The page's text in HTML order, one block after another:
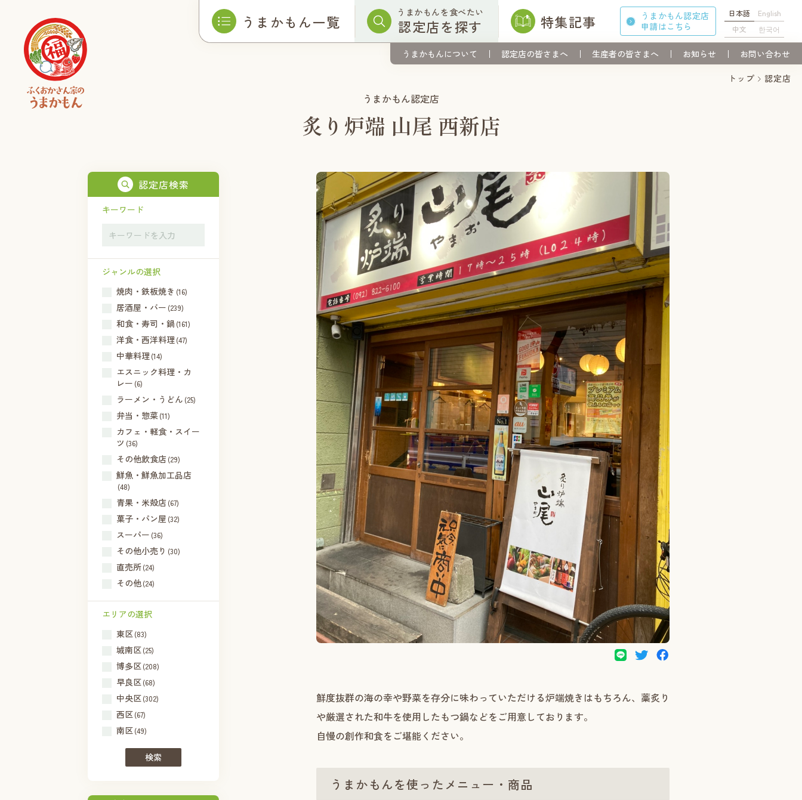
うまかもん一覧 うまかもんを食べたい
認定店を探す 特集記事
うまかもん認定店
申請はこちら
日本語
English
中文
한국어
うまかもんについて 認定店の皆さまへ 生産者の皆さまへ お知らせ お問い合わせ
トップ 認定店
うまかもん認定店
炙り炉端 山尾 西新店
認定店検索
キーワード
ジャンルの選択
焼肉・鉄板焼き (16)
居酒屋・バー (239)
和食・寿司・鍋 (161)
洋食・西洋料理 (47)
中華料理 (14)
エスニック料理・カ
レー (6)
ラーメン・うどん (25)
弁当・惣菜(11)
カフェ・軽食・スイー
ツ (36)
その他飲食店(29)
鮮魚・鮮魚加工品店
(48)
青果・米殻店(67)
菓子・パン屋 (32)
スーパー (36)
その他小売り (30)
直売所(24)
その他(24)
エリアの選択
東区(83)
城南区(25)
博多区(208)
早良区(68)
中央区(302)
西区(67)
南区(49)
検索
鮮度抜群の海の幸や野菜を存分に味わっていただける炉端焼きはもちろん、藁炙り
や厳選された和牛を使用したもつ鍋などをご用意しております。
自慢の創作和食をご堪能ください。
うまかもんを使ったメニュー・商品